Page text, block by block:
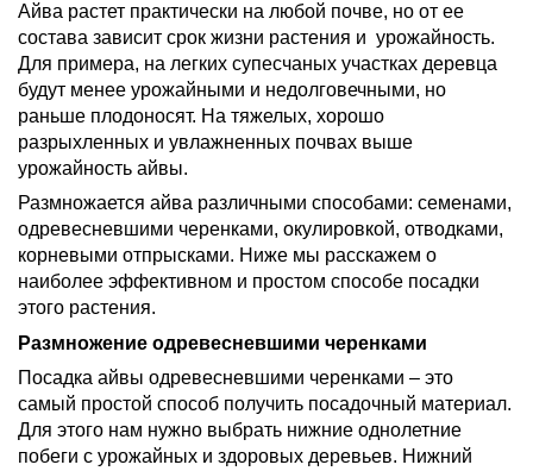
Айва растет практически на любой почве, но от ее
состава зависит срок жизни растения и  урожайность.
Для примера, на легких супесчаных участках деревца
будут менее урожайными и недолговечными, но
раньше плодоносят. На тяжелых, хорошо
разрыхленных и увлажненных почвах выше
урожайность айвы.
Размножается айва различными способами: семенами,
одревесневшими черенками, окулировкой, отводками,
корневыми отпрысками. Ниже мы расскажем о
наиболее эффективном и простом способе посадки
этого растения.
Размножение одревесневшими черенками
Посадка айвы одревесневшими черенками – это
самый простой способ получить посадочный материал.
Для этого нам нужно выбрать нижние однолетние
побеги с урожайных и здоровых деревьев. Нижний